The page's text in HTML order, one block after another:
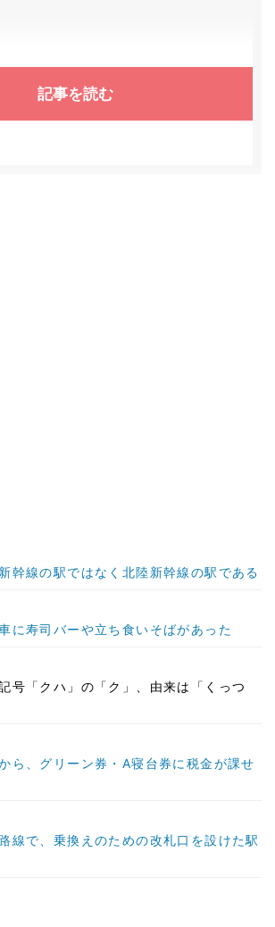
記事を読む
幹線の駅ではなく北陸新幹線の駅である
に寿司バーや立ち食いそばがあった
号「クハ」の「ク」、由来は「くっつ
ら、グリーン券・A寝台券に税金が課せ
線で、乗換えのための改札口を設けた駅